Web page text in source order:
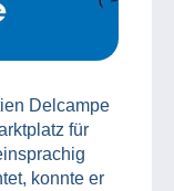
Delcampe
für
konnte er